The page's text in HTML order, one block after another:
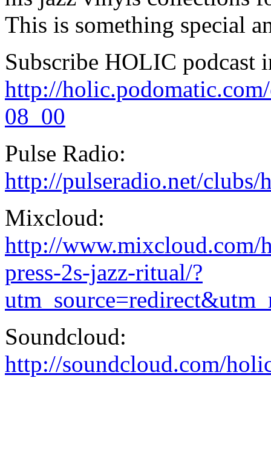
This is something special
Subscribe HOLIC podcast
http://
08_00
Pulse Radio:
http://pulseradio.net/clubs/
Mixcloud:
http://www.mixcloud.com/
press-2s-jazz-ritual/?
Soundcloud:
http://soundcloud.com/